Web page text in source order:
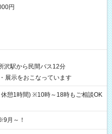
円
沢駅から民間バス12分
展示をおこなっています
憩1時間) ※10時～18時もご相談OK
月～！